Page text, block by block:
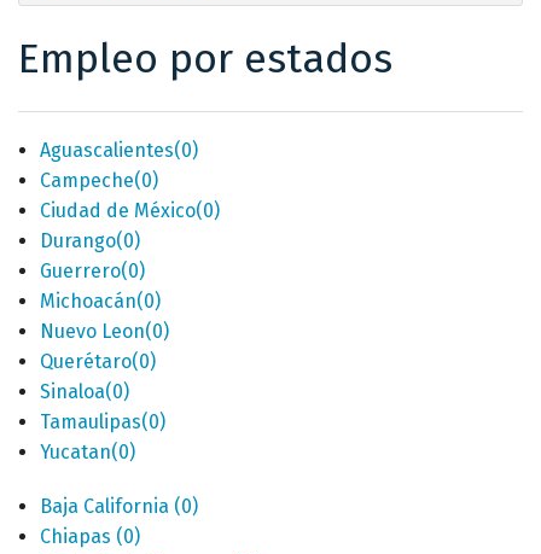
Crear cuenta
Empleo por estados
Aguascalientes(0)
Campeche(0)
Ciudad de México(0)
Durango(0)
Guerrero(0)
Michoacán(0)
Nuevo Leon(0)
Querétaro(0)
Sinaloa(0)
Tamaulipas(0)
Yucatan(0)
Baja California (0)
Chiapas (0)